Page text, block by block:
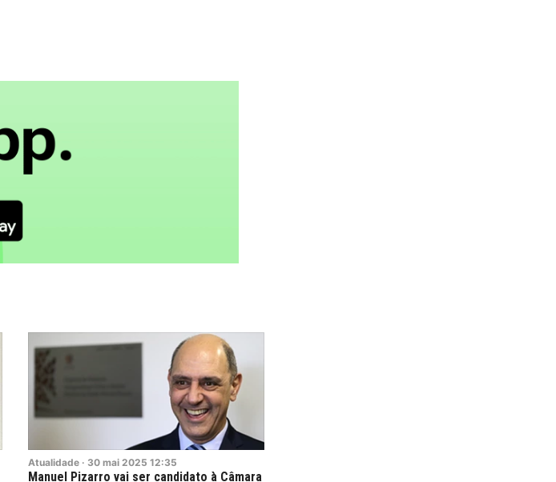
Atualidade · 30 mai 2025 12:35
Manuel Pizarro vai ser candidato à Câmara